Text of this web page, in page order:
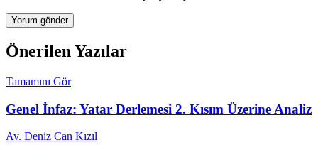
Önerilen Yazılar
Tamamını Gör
Genel İnfaz: Yatar Derlemesi 2. Kısım Üzerine Analiz
Av. Deniz Can Kızıl